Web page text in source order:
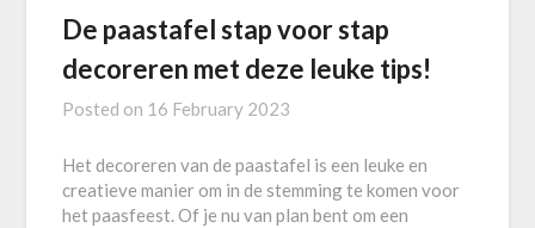
De paastafel stap voor stap
decoreren met deze leuke tips!
Posted on 16 February 2023
Het decoreren van de paastafel is een leuke en
creatieve manier om in de stemming te komen voor
het paasfeest. Of je nu van plan bent om een